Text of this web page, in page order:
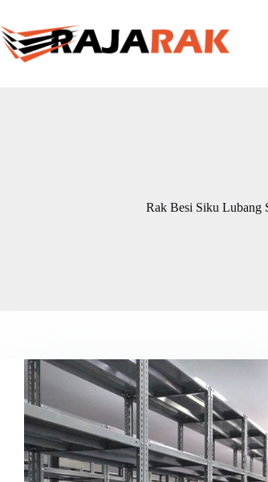
content
Rak Besi Siku Lubang